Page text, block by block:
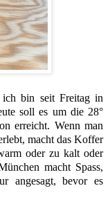
bin seit Freitag in
soll es um die 28°
erreicht. Wenn man
macht das Koffer
oder zu kalt oder
macht Spass,
angesagt, bevor es